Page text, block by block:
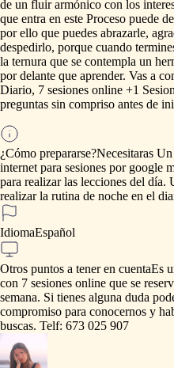
de un fluir armónico con los
que entra en este Proceso puede
por ello que puedes abrazarle,
despedirlo, porque cuando
la ternura que se contempla un
por delante que aprender. Vas a
Diario, 7 sesiones online +1 Sesion
preguntas sin compriso antes de
¿Cómo prepararse?Necesitaras Un
internet para sesiones por google
para realizar las lecciones del día.
realizar la rutina de noche en el
IdiomaEspañol
Otros puntos a tener en cuentaEs
con 7 sesiones online que se
semana. Si tienes alguna duda
compromiso para conocernos y
buscas. Telf: 673 025 907